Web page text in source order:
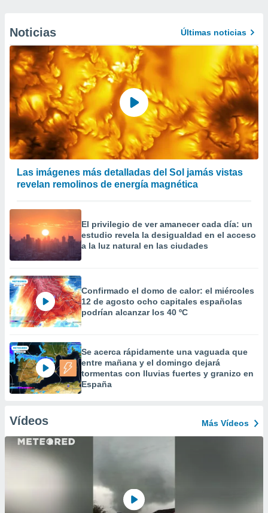
Noticias Últimas noticias
Las imágenes más detalladas del Sol jamás vistas
revelan remolinos de energía magnética
El privilegio de ver amanecer cada día: un
estudio revela la desigualdad en el acceso
a la luz natural en las ciudades
Confirmado el domo de calor: el miércoles
12 de agosto ocho capitales españolas
podrían alcanzar los 40 ºC
Se acerca rápidamente una vaguada que
entre mañana y el domingo dejará
tormentas con lluvias fuertes y granizo en
España
Vídeos Más Vídeos